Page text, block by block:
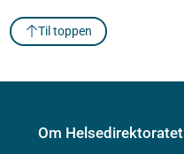
Til toppen
Om Helsedirektoratet